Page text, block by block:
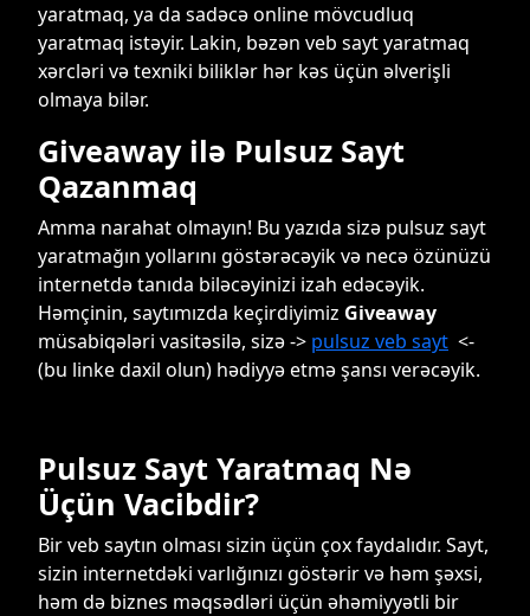
yaratmaq, ya da sadəcə online mövcudluq
yaratmaq istəyir. Lakin, bəzən veb sayt yaratmaq
xərcləri və texniki biliklər hər kəs üçün əlverişli
olmaya bilər.
Giveaway ilə Pulsuz Sayt
Qazanmaq
Amma narahat olmayın! Bu yazıda sizə pulsuz sayt
yaratmağın yollarını göstərəcəyik və necə özünüzü
internetdə tanıda biləcəyinizi izah edəcəyik.
Həmçinin, saytımızda keçirdiyimiz Giveaway
müsabiqələri vasitəsilə, sizə -> pulsuz veb sayt <-
(bu linke daxil olun) hədiyyə etmə şansı verəcəyik.
Pulsuz Sayt Yaratmaq Nə
Üçün Vacibdir?
Bir veb saytın olması sizin üçün çox faydalıdır. Sayt,
sizin internetdəki varlığınızı göstərir və həm şəxsi,
həm də biznes məqsədləri üçün əhəmiyyətli bir